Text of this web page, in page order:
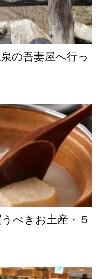
の吾妻屋へ行っ
べきお土産・５